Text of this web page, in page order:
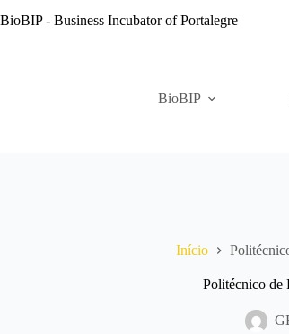
para
BioBIP - Business Incubator of Portalegre
BioBIP
Início
Politécnico de